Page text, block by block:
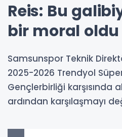
Reis: Bu
bir moral oldu
Samsunspor Teknik
2025-2026 Trendyol
Gençlerbirliği karşısında
ardından karşılaşmayı